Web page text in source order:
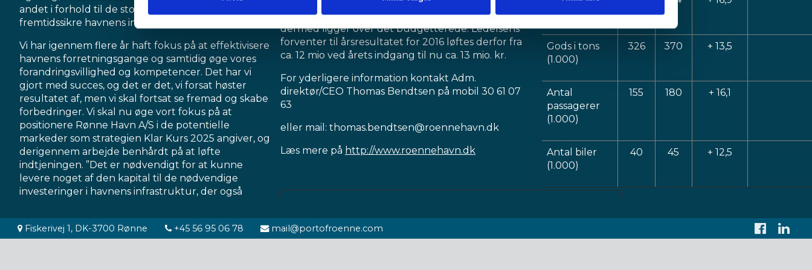
andet i forhold til de store investeringer, der skal
fremtidssikre havnens infrastruktur.
Vi har igennem flere år haft fokus på at effektivisere
havnens forretningsgange og samtidig øge vores
forandringsvillighed og kompetencer. Det har vi
gjort med succes, og det er det, vi forsat høster
resultatet af, men vi skal fortsat se fremad og skabe
forbedringer. Vi skal nu øge vort fokus på at
positionere Rønne Havn A/S i de potentielle
markeder som strategien Klar Kurs 2025 angiver, og
derigennem arbejde benhårdt på at løfte
indtjeningen. ”Det er nødvendigt for at kunne
levere noget af den kapital til de nødvendige
investeringer i havnens infrastruktur, der også
kvartal er forløbet positivt, og at selskabets
forventninger til kvartalet er mere end indfriet og
dermed ligger over det budgetterede. Ledelsens
forventer til årsresultatet for 2016 løftes derfor fra
ca. 12 mio ved årets indgang til nu ca. 13 mio. kr.
For yderligere information kontakt Adm.
direktør/CEO Thomas Bendtsen på mobil 30 61 07
63
eller mail: thomas.bendtsen@roennehavn.dk
Læs mere på http://www.roennehavn.dk
skibsanløb
Gods i tons
(1.000)
326 370 + 13,5
Antal
passagerer
(1.000)
155 180 + 16,1
Antal biler
(1.000)
40 45 + 12,5
Adresse:
Fiskerivej 1, DK-3700 Rønne Telefon:
+45 56 95 06 78
E-
mail:
mail@portofroenne.com